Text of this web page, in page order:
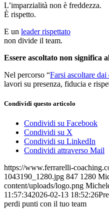
L’imparzialità non è freddezza.
È rispetto.
E un leader rispettato
non divide il team.
Essere ascoltato non significa
Nel percorso “Farsi ascoltare
lavori su presenza, fiducia e
Condividi questo articolo
Condividi su Facebook
Condividi su X
Condividi su LinkedIn
Condividi attraverso Mail
https://www.ferrarelli-
1043190_1280.jpg 847 1280
content/uploads/logo.png
11:57:342026-02-13 18:52:26
perdi punti con il tuo team